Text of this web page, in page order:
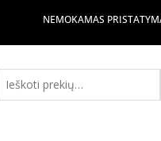
NEMOKAMAS